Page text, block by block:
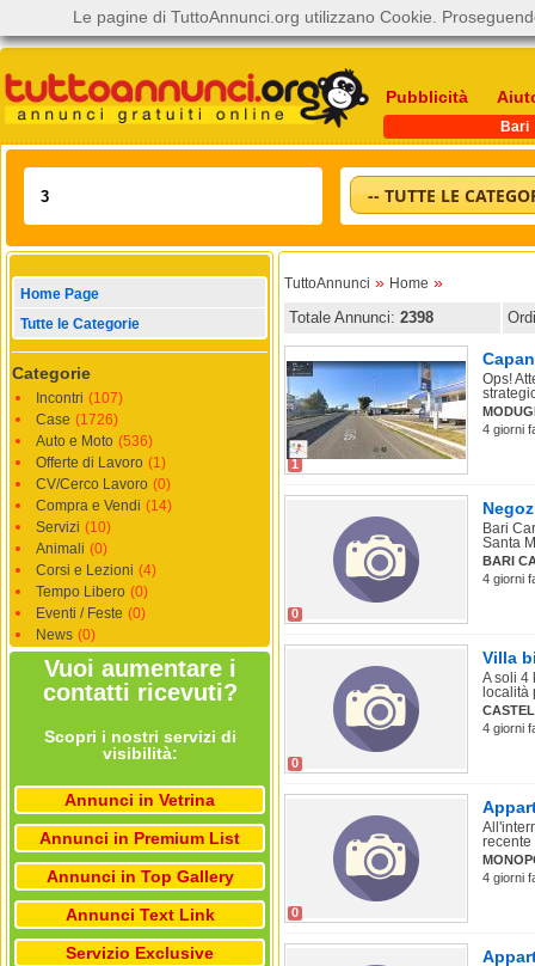
Pubblicità
Bari
-- TUTTE LE
Home Page
Tutte le Categorie
Categorie
Incontri (107)
Case (1726)
Auto e Moto (536)
Offerte di Lavoro (1)
CV/Cerco Lavoro (0)
Compra e Vendi (14)
Servizi (10)
Animali (0)
Corsi e Lezioni (4)
Tempo Libero (0)
Eventi / Feste (0)
News (0)
Vuoi aumentare i
contatti ricevuti?
Scopri i nostri servizi di
visibilità:
Annunci in Vetrina
Annunci in Premium List
Annunci in Top Gallery
Annunci Text Link
Servizio Exclusive
TuttoAnnunci » Home »
Totale Annunci: 2398
1
Ops!
4 giorni
0
Bari
Santa
BARI
4 giorni
0
Villa
A soli 4
località
4 giorni
0
recente
4 giorni
Le pagine di TuttoAnnunci.org utilizzano Cookie.